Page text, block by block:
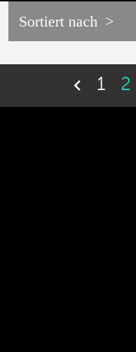
Sortiert nach
 1 2